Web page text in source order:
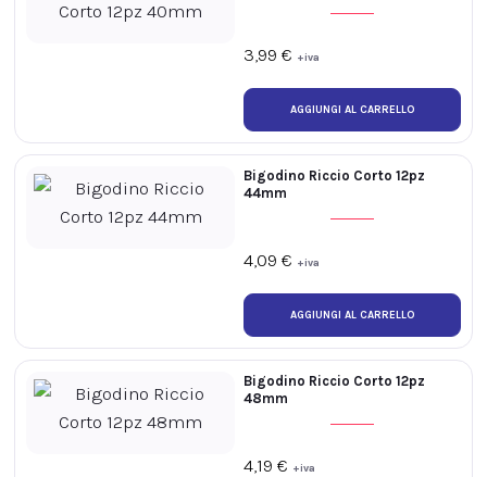
3,99 € +iva
4,09 € +iva
Bigodino Riccio Corto 12pz
44mm
4,19 € +iva
Bigodino Riccio Corto 12pz
48mm